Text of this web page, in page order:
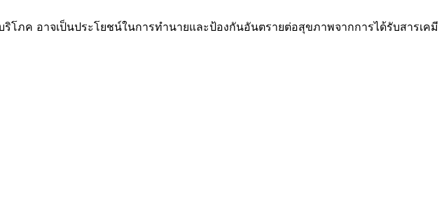
ภค อาจเป็นประโยชน์ในการทำนายและป้องกันอันตรายต่อสุขภาพจากการได้รับสารเคมี